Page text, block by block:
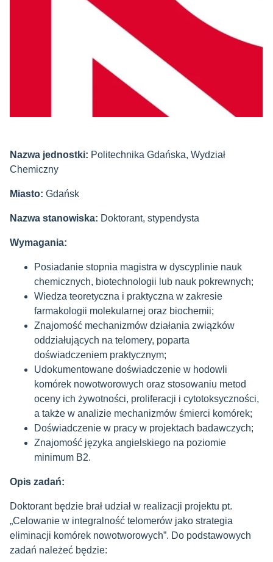
Nazwa jednostki: Politechnika Gdańska, Wydział
Chemiczny
Miasto: Gdańsk
Nazwa stanowiska: Doktorant, stypendysta
Wymagania:
Posiadanie stopnia magistra w dyscyplinie nauk
chemicznych, biotechnologii lub nauk pokrewnych;
Wiedza teoretyczna i praktyczna w zakresie
farmakologii molekularnej oraz biochemii;
Znajomość mechanizmów działania związków
oddziałujących na telomery, poparta
doświadczeniem praktycznym;
Udokumentowane doświadczenie w hodowli
komórek nowotworowych oraz stosowaniu metod
oceny ich żywotności, proliferacji i cytotoksyczności,
a także w analizie mechanizmów śmierci komórek;
Doświadczenie w pracy w projektach badawczych;
Znajomość języka angielskiego na poziomie
minimum B2.
Opis zadań:
Doktorant będzie brał udział w realizacji projektu pt.
„Celowanie w integralność telomerów jako strategia
eliminacji komórek nowotworowych”. Do podstawowych
zadań należeć będzie: